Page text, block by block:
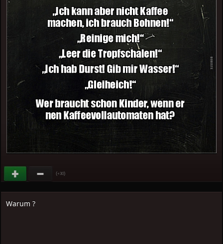
(+30)
Warum ?